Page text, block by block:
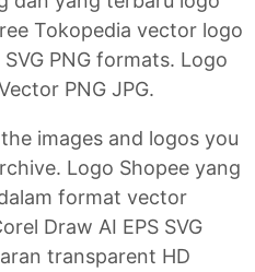
Tokopedia vector logo
PNG formats. Logo
PNG JPG.
images and logos you
Logo Shopee yang
format vector
Draw AI EPS SVG
transparent HD